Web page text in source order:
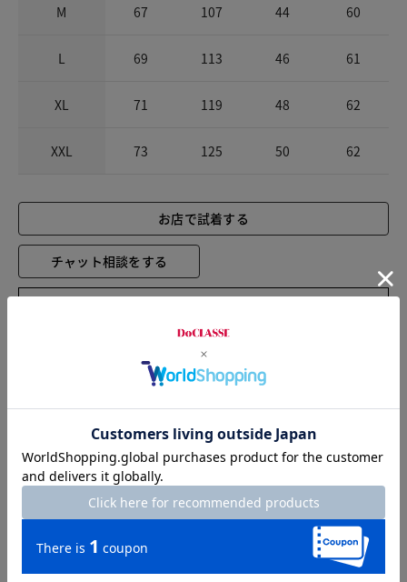
M 67 107 44 60
L 69 113 46 61
XL 71 119 48 62
XXL 73 125 50 62
お店で試着する
チャット相談をする
Check the recommended size
Try this item on
Sleeve length
56.5cm
Shoulder width 46cm